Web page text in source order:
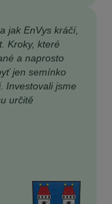
jak EnVys kráčí,
Kroky, které
a naprosto
jen semínko
Investovali jsme
určitě